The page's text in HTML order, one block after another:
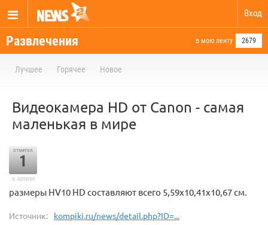
Вход
Развлечения в мою ленту 2679
Лучшее Горячее Новое
Видеокамера HD от Canon - самая
маленькая в мире
отметил
1
в архиве
размеры HV10 HD составляют всего 5,59x10,41x10,67 см.
Источник: kompiki.ru/news/detail.php?ID=...